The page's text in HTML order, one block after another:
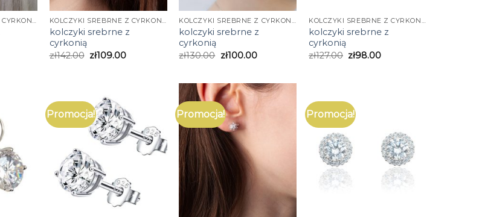
KOLCZYKI SREBRNE Z CYRKONIĄ KOLCZYKI SREBRNE Z CYRKONIĄ
kolczyki srebrne z
cyrkonią
zł142.00 zł109.00
KOLCZYKI SREBRNE Z CYRKONIĄ
kolczyki srebrne z
cyrkonią
zł130.00 zł100.00
KOLCZYKI SREBRNE Z CYRKONIĄ
kolczyki srebrne z
cyrkonią
zł127.00 zł98.00
Promocja! Promocja! Promocja!